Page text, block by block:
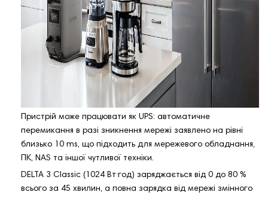
Пристрій може працювати як UPS: автоматичне
перемикання в разі зникнення мережі заявлено на рівні
близько 10 ms, що підходить для мережевого обладнання,
ПК, NAS та іншої чутливої техніки.
DELTA 3 Classic (1024 Вт·год) заряджається від 0 до 80 %
всього за 45 хвилин, а повна зарядка від мережі змінного